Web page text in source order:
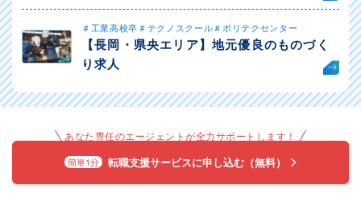
＃工業高校卒＃テクノスクール＃ポリテクセンター
【長岡・県央エリア】地元優良のものづく
り求人
あなた専任のエージェントが全力サポートします！
簡単1分 転職支援サービスに申し込む（無料）